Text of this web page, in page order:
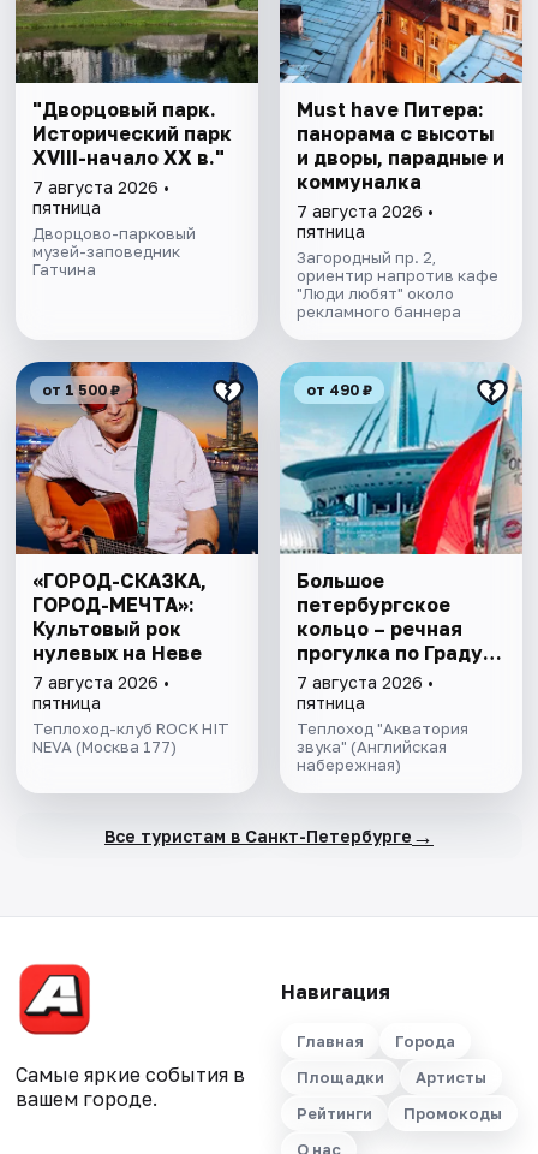
"Дворцовый парк.
Исторический парк
XVIII-начало XX в."
7 августа 2026 •
пятница
Дворцово-парковый
музей-заповедник
Гатчина
Must have Питера:
панорама с высоты
и дворы, парадные и
коммуналка
7 августа 2026 •
пятница
Загородный пр. 2,
ориентир напротив кафе
"Люди любят" около
рекламного баннера
от 1 500 ₽
«ГОРОД-СКАЗКА,
ГОРОД-МЕЧТА»:
Культовый рок
нулевых на Неве
7 августа 2026 •
пятница
Теплоход-клуб ROCK HIT
NEVA (Москва 177)
от 490 ₽
Большое
петербургское
кольцо – речная
прогулка пo Граду
на Неве с
авторской
экскурсией и живой
музыкой в тёплом
салоне теплохода
7 августа 2026 •
пятница
Теплоход "Акватория
звука" (Английская
набережная)
Все туристам в Санкт-Петербурге →
Самые яркие события в
вашем городе.
Навигация
Главная
Города
Площадки
Артисты
Рейтинги
Промокоды
О нас